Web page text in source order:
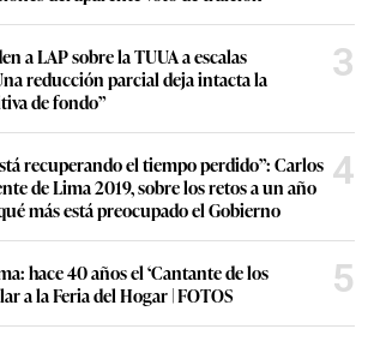
a LAP sobre la TUUA a escalas
reducción parcial deja intacta la
de fondo”
3
recuperando el tiempo perdido”: Carlos
de Lima 2019, sobre los retos a un año
más está preocupado el Gobierno
4
hace 40 años el ‘Cantante de los
a la Feria del Hogar | FOTOS
5